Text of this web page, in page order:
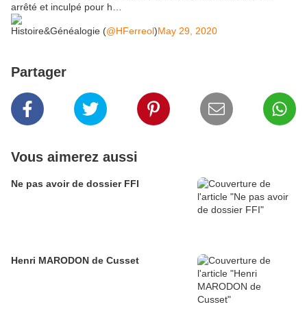
arrêté et inculpé pour h…
Histoire&Généalogie (@HFerreol)May 29, 2020
Partager
Vous aimerez aussi
Ne pas avoir de dossier FFI
Henri MARODON de Cusset